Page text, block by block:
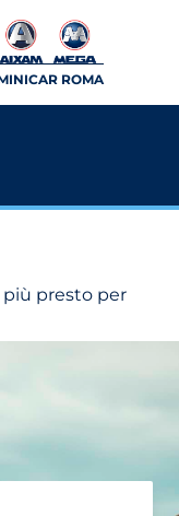
ROMA
più presto per